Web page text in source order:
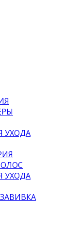
УХОДА
УХОДА